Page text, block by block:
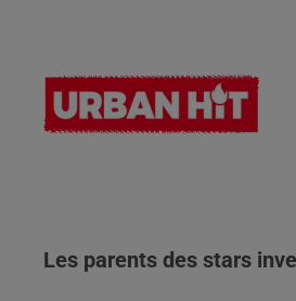
Les parents des stars